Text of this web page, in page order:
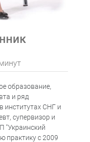
образование,
и ряд
институтах СНГ и
супервизор и
"Украинский
практику с 2009